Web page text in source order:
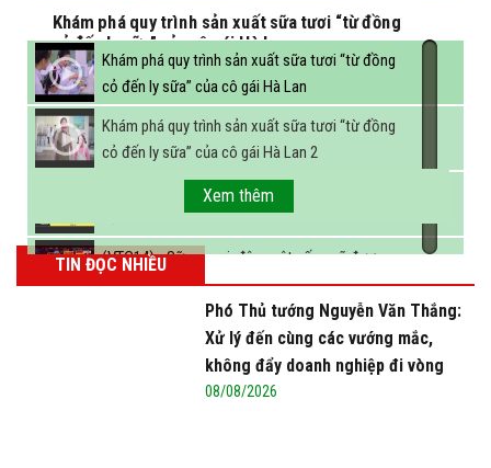
Khám phá quy trình sản xuất sữa tươi “từ đồng
cỏ đến ly sữa” của cô gái Hà Lan
Khám phá quy trình sản xuất sữa tươi “từ đồng
cỏ đến ly sữa” của cô gái Hà Lan
Khám phá quy trình sản xuất sữa tươi “từ đồng
cỏ đến ly sữa” của cô gái Hà Lan 2
FBNC - Ngành sữa hướng tới mục tiêu 3,4 tỷ lít
sữa vào năm 2025
(VTC14) - Sữa ngoại, động vật sống sẽ được
miễn thuế nhập khẩu
Xem thêm
TIN ĐỌC NHIỀU
Phó Thủ tướng Nguyễn Văn Thắng:
Xử lý đến cùng các vướng mắc,
không đẩy doanh nghiệp đi vòng
08/08/2026